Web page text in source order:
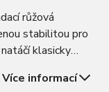
růžová
stabilitou pro
klasicky
úhlu
Více informací